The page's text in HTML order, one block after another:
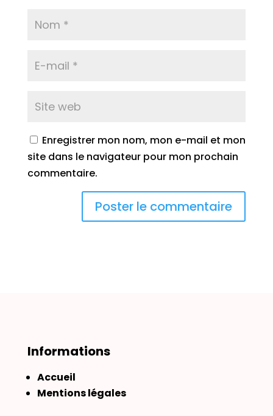
Enregistrer mon nom, mon e-mail et mon
site dans le navigateur pour mon prochain
commentaire.
Informations
Accueil
Mentions légales